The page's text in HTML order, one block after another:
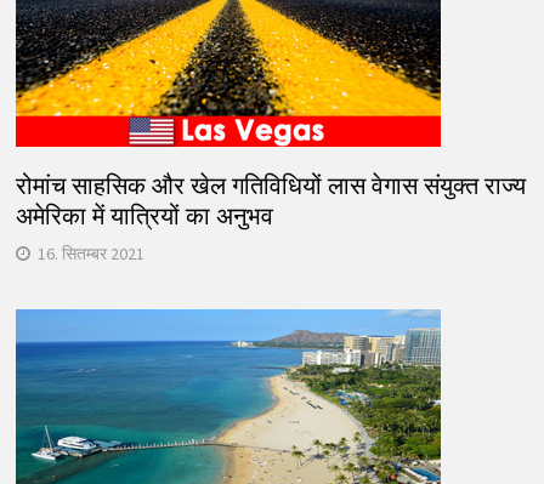
रोमांच साहसिक और खेल गतिविधियों लास वेगास संयुक्त राज्य
अमेरिका में यात्रियों का अनुभव
16. सितम्बर 2021